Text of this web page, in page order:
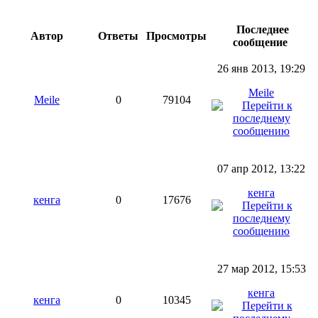
Автор Ответы Просмотры
Последнее
сообщение
Meile 0 79104
26 янв 2013, 19:29
Meile
кенга 0 17676
07 апр 2012, 13:22
кенга
кенга 0 10345
27 мар 2012, 15:53
кенга